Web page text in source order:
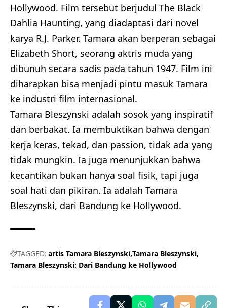
Hollywood. Film tersebut berjudul The Black
Dahlia Haunting, yang diadaptasi dari novel
karya R.J. Parker. Tamara akan berperan sebagai
Elizabeth Short, seorang aktris muda yang
dibunuh secara sadis pada tahun 1947. Film ini
diharapkan bisa menjadi pintu masuk Tamara
ke industri film internasional.
Tamara Bleszynski adalah sosok yang inspiratif
dan berbakat. Ia membuktikan bahwa dengan
kerja keras, tekad, dan passion, tidak ada yang
tidak mungkin. Ia juga menunjukkan bahwa
kecantikan bukan hanya soal fisik, tapi juga
soal hati dan pikiran. Ia adalah Tamara
Bleszynski, dari Bandung ke Hollywood.
TAGGED: artis Tamara Bleszynski Tamara Bleszynski
Tamara Bleszynski: Dari Bandung ke Hollywood